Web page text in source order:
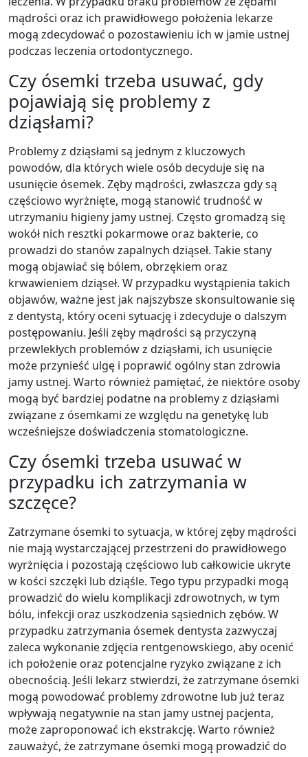
mądrości oraz ich prawidłowego położenia lekarze
mogą zdecydować o pozostawieniu ich w jamie ustnej
podczas leczenia ortodontycznego.
Czy ósemki trzeba usuwać, gdy
pojawiają się problemy z
dziąsłami?
Problemy z dziąsłami są jednym z kluczowych
powodów, dla których wiele osób decyduje się na
usunięcie ósemek. Zęby mądrości, zwłaszcza gdy są
częściowo wyrżnięte, mogą stanowić trudność w
utrzymaniu higieny jamy ustnej. Często gromadzą się
wokół nich resztki pokarmowe oraz bakterie, co
prowadzi do stanów zapalnych dziąseł. Takie stany
mogą objawiać się bólem, obrzękiem oraz
krwawieniem dziąseł. W przypadku wystąpienia takich
objawów, ważne jest jak najszybsze skonsultowanie się
z dentystą, który oceni sytuację i zdecyduje o dalszym
postępowaniu. Jeśli zęby mądrości są przyczyną
przewlekłych problemów z dziąsłami, ich usunięcie
może przynieść ulgę i poprawić ogólny stan zdrowia
jamy ustnej. Warto również pamiętać, że niektóre osoby
mogą być bardziej podatne na problemy z dziąsłami
związane z ósemkami ze względu na genetykę lub
wcześniejsze doświadczenia stomatologiczne.
Czy ósemki trzeba usuwać w
przypadku ich zatrzymania w
szczęce?
Zatrzymane ósemki to sytuacja, w której zęby mądrości
nie mają wystarczającej przestrzeni do prawidłowego
wyrżnięcia i pozostają częściowo lub całkowicie ukryte
w kości szczęki lub dziąśle. Tego typu przypadki mogą
prowadzić do wielu komplikacji zdrowotnych, w tym
bólu, infekcji oraz uszkodzenia sąsiednich zębów. W
przypadku zatrzymania ósemek dentysta zazwyczaj
zaleca wykonanie zdjęcia rentgenowskiego, aby ocenić
ich położenie oraz potencjalne ryzyko związane z ich
obecnością. Jeśli lekarz stwierdzi, że zatrzymane ósemki
mogą powodować problemy zdrowotne lub już teraz
wpływają negatywnie na stan jamy ustnej pacjenta,
może zaproponować ich ekstrakcję. Warto również
zauważyć, że zatrzymane ósemki mogą prowadzić do